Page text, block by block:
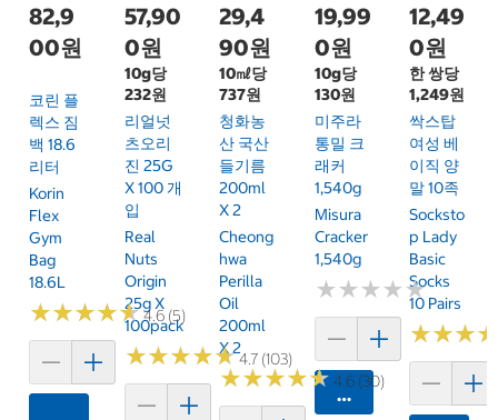
82,9
00원
코린 플
렉스 짐
백 18.6
리터
Korin
Flex
Gym
Bag
18.6L
★★★★★
★★★★★4.6 (5)
57,90
0원
10g당
232원
리얼넛
츠오리
진 25G
X 100 개
입
Real
Nuts
Origin
25g X
100pack
★★★★★
★★★★★4.7 (103)
29,4
90원
10㎖당
737원
청화농
산 국산
들기름
200ml
X 2
Cheong
Hwa
Perilla
Oil
200ml
X 2
★★★★★
★★★★★4.6 (30)
19,99
0원
10g당
130원
미주라
통밀 크
래커
1,540g
Misura
Cracker
1,540g
★★★★★
★★★★★
카트에 담기
12,49
0원
한 쌍당
1,249원
싹스탑
여성 베
이직 양
말 10족
Socksto
P Lady
Basic
Socks
10 Pairs
★★★
★★★